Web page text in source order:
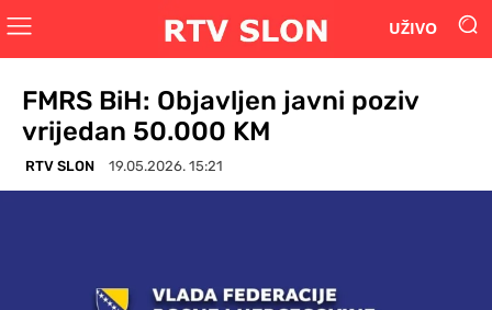
UŽIVO
FMRS BiH: Objavljen javni poziv
vrijedan 50.000 KM
RTV SLON 19.05.2026. 15:21